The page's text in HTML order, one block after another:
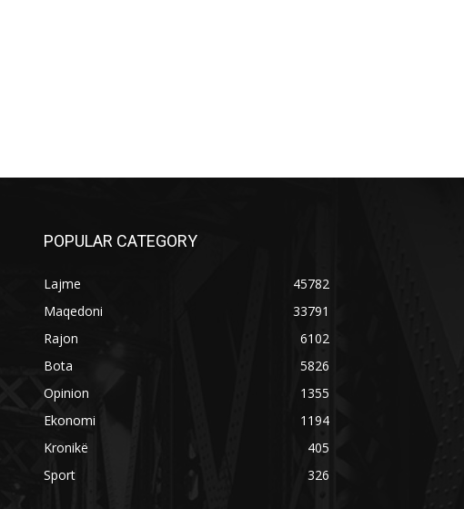
POPULAR CATEGORY
Lajme
45782
Maqedoni
33791
Rajon
6102
Bota
5826
Opinion
1355
Ekonomi
1194
Kronikë
405
Sport
326